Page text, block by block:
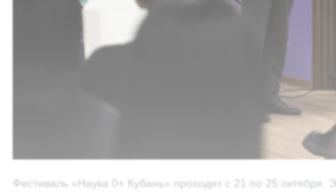
Фестиваль «Наука 0+ Кубань» проходит с 21 по 25